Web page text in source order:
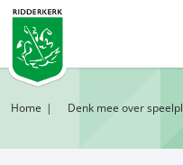
Home Denk mee over